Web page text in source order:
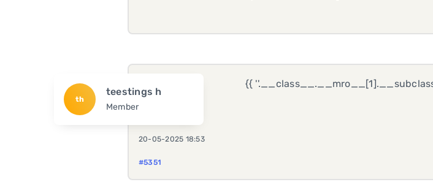
th
teestings h
Member
20-05-2025 18:53
#5351
{{